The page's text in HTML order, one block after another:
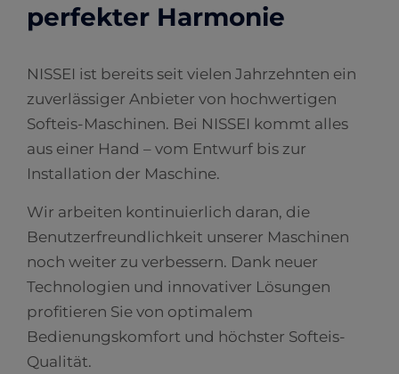
perfekter Harmonie
NISSEI ist bereits seit vielen Jahrzehnten ein
zuverlässiger Anbieter von hochwertigen
Softeis-Maschinen. Bei NISSEI kommt alles
aus einer Hand – vom Entwurf bis zur
Installation der Maschine.
Wir arbeiten kontinuierlich daran, die
Benutzerfreundlichkeit unserer Maschinen
noch weiter zu verbessern. Dank neuer
Technologien und innovativer Lösungen
profitieren Sie von optimalem
Bedienungskomfort und höchster Softeis-
Qualität.